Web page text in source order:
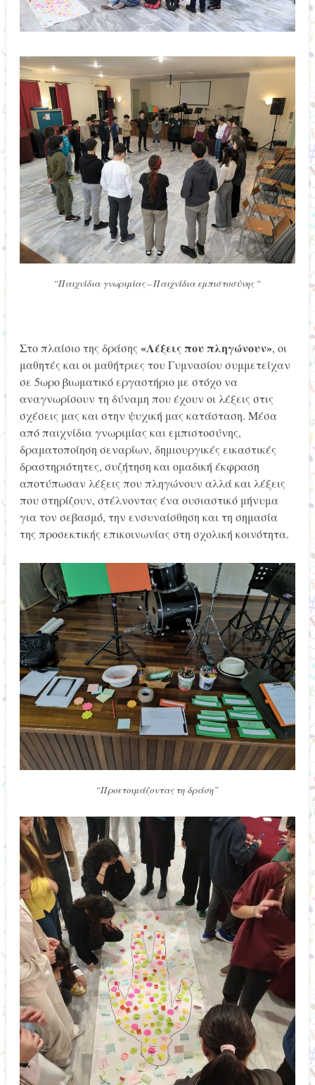
“Παιχνίδια γνωριμίας – Παιχνίδια εμπιστοσύνης “
Στο πλαίσιο της δράσης «Λέξεις που πληγώνουν», οι
μαθητές και οι μαθήτριες του Γυμνασίου συμμετείχαν
σε 5ωρο βιωματικό εργαστήριο με στόχο να
αναγνωρίσουν τη δύναμη που έχουν οι λέξεις στις
σχέσεις μας και στην ψυχική μας κατάσταση. Μέσα
από παιχνίδια γνωριμίας και εμπιστοσύνης,
δραματοποίηση σεναρίων, δημιουργικές εικαστικές
δραστηριότητες, συζήτηση και ομαδική έκφραση
αποτύπωσαν λέξεις που πληγώνουν αλλά και λέξεις
που στηρίζουν, στέλνοντας ένα ουσιαστικό μήνυμα
για τον σεβασμό, την ενσυναίσθηση και τη σημασία
της προσεκτικής επικοινωνίας στη σχολική κοινότητα.
“Προετοιμάζοντας τη δράση”